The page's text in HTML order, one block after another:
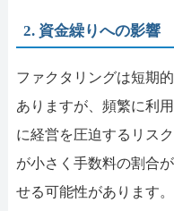
2. 資金繰りへの影響
ファクタリングは短期
ありますが、頻繁に利
に経営を圧迫するリス
が小さく手数料の割合
せる可能性があります